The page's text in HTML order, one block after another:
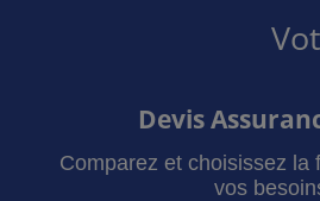
Devis
Comparez et choisissez la
vos